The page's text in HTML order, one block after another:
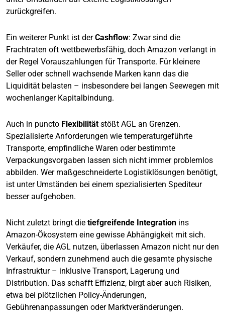
zurückgreifen.
Ein weiterer Punkt ist derCashflow: Zwar sind die
Frachtraten oft wettbewerbsfähig, doch Amazon verlangt in
der Regel Vorauszahlungen für Transporte. Für kleinere
Seller oder schnell wachsende Marken kann das die
Liquidität belasten – insbesondere bei langen Seewegen mit
wochenlanger Kapitalbindung.
Auch in puncto Flexibilitätstößt AGL an Grenzen.
Spezialisierte Anforderungen wie temperaturgeführte
Transporte, empfindliche Waren oder bestimmte
Verpackungsvorgaben lassen sich nicht immer problemlos
abbilden. Wer maßgeschneiderte Logistiklösungen benötigt,
ist unter Umständen bei einem spezialisierten Spediteur
besser aufgehoben.
Nicht zuletzt bringt die tiefgreifende Integration ins
Amazon-Ökosystem eine gewisse Abhängigkeit mit sich.
Verkäufer, die AGL nutzen, überlassen Amazon nicht nur den
Verkauf, sondern zunehmend auch die gesamte physische
Infrastruktur – inklusive Transport, Lagerung und
Distribution. Das schafft Effizienz, birgt aber auch Risiken,
etwa bei plötzlichen Policy-Änderungen,
Gebührenanpassungen oder Marktveränderungen.